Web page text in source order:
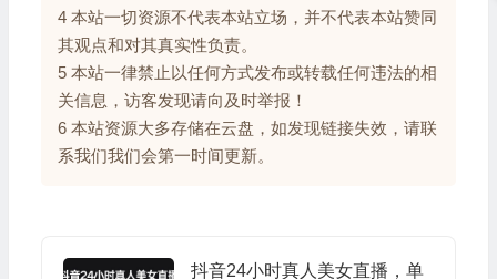
4 本站一切资源不代表本站立场，并不代表本站赞同
其观点和对其真实性负责。
5 本站一律禁止以任何方式发布或转载任何违法的相
关信息，访客发现请向及时举报！
6 本站资源大多存储在云盘，如发现链接失效，请联
系我们我们会第一时间更新。
抖音24小时真人美女直播，单